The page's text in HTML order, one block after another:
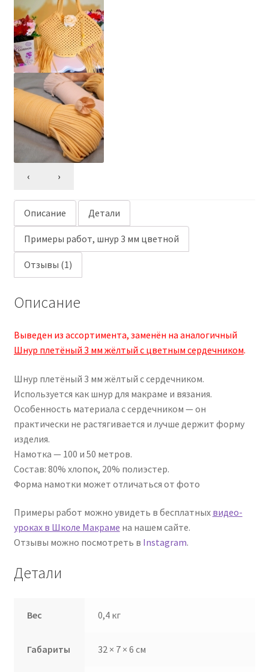
‹ ›
Описание Детали
Примеры работ, шнур 3 мм цветной
Отзывы (1)
Описание
Выведен из ассортимента, заменён на аналогичный
Шнур плетёный 3 мм жёлтый с цветным сердечником.
Шнур плетёный 3 мм жёлтый с сердечником.
Используется как шнур для макраме и вязания.
Особенность материала с сердечником — он
практически не растягивается и лучше держит форму
изделия.
Намотка — 100 и 50 метров.
Состав: 80% хлопок, 20% полиэстер.
Форма намотки может отличаться от фото
Примеры работ можно увидеть в бесплатных видео-
уроках в Школе Макраме на нашем сайте.
Отзывы можно посмотреть в Instagram.
Детали
Вес 0,4 кг
Габариты 32 × 7 × 6 см